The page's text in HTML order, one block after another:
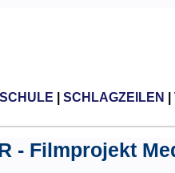
SCHULE SCHLAGZEILEN
- Filmprojekt